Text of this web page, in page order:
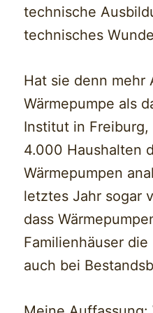
technische
technisches
Hat sie denn mehr
Wärmepumpe als
Institut in
4.000 Haushalten
Wärmepumpen
letztes Jahr sogar
dass
Familienhäuser
auch bei